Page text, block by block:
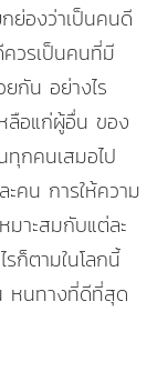
ย่องว่าเป็นคนดี
วรเป็นคนที่มี
กัน อย่างไร
ลือแก่ผู้อื่น ของ
ทุกคนเสมอไป
คน การให้ความ
าะสมกับแต่ละ
ก็ตามในโลกนี้
หนทางที่ดีที่สุด